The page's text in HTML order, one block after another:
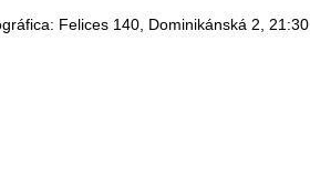
Felices 140, Dominikánská 2, 21:30